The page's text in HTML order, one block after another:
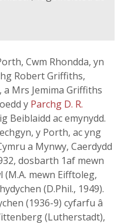
Cwm Rhondda, yn
Robert Griffiths,
Mrs Jemima Griffiths
y Parchg D. R.
Beiblaidd ac emynydd.
y Porth, ac yng
a Mynwy, Caerdydd
dosbarth 1af mewn
mewn Eifftoleg,
(D.Phil., 1949).
(1936-9) cyfarfu â
(Lutherstadt),